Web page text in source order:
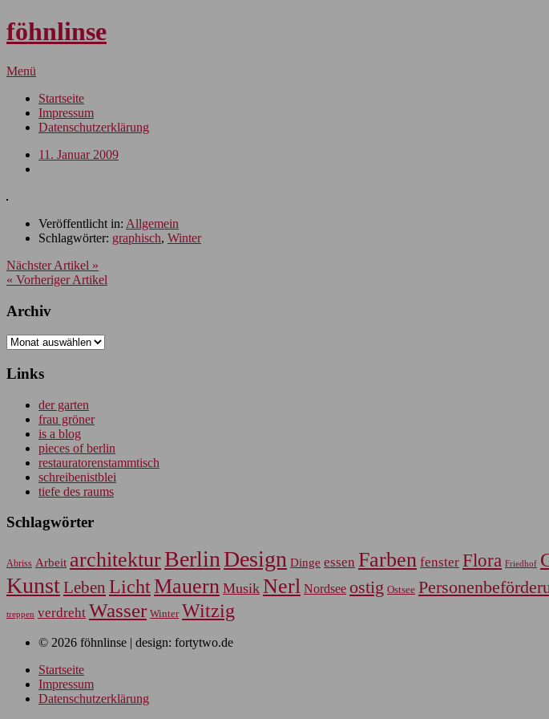
föhnlinse
Menü
Startseite
Impressum
Datenschutzerklärung
11. Januar 2009
Veröffentlicht in: Allgemein
Schlagwörter: graphisch, Winter
Nächster Artikel »
« Vorheriger Artikel
Archiv
Archiv
Links
der garten
frau gröner
is a blog
pieces of berlin
restauratorenstammtisch
schreibenistblei
tiefe des raums
Schlagwörter
Abriss Arbeit architekturBerlin Design Dinge essen Farben fenster Flora Friedhof
KunstLeben LichtMauern Musik Nerl Nordsee ostig Ostsee
treppen verdreht Wasser Winter Witzig
© 2026 föhnlinse | design: fortytwo.de
Startseite
Impressum
Datenschutzerklärung